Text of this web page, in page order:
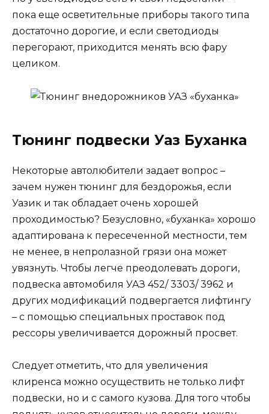
пока еще осветительные приборы такого типа
достаточно дорогие, и если светодиоды
перегорают, приходится менять всю фару
целиком.
Тюнинг подвески Уаз Буханка
Некоторые автолюбители задает вопрос –
зачем нужен тюнинг для бездорожья, если
Уазик и так обладает очень хорошей
проходимостью? Безусловно, «буханка» хорошо
адаптирована к пересеченной местности, тем
не менее, в непролазной грязи она может
увязнуть. Чтобы легче преодолевать дороги,
подвеска автомобиля УАЗ 452/ 3303/ 3962 и
других модификаций подвергается лифтингу
– с помощью специальных проставок под
рессоры увеличивается дорожный просвет.
Следует отметить, что для увеличения
клиренса можно осуществить не только лифт
подвески, но и с самого кузова. Для того чтобы